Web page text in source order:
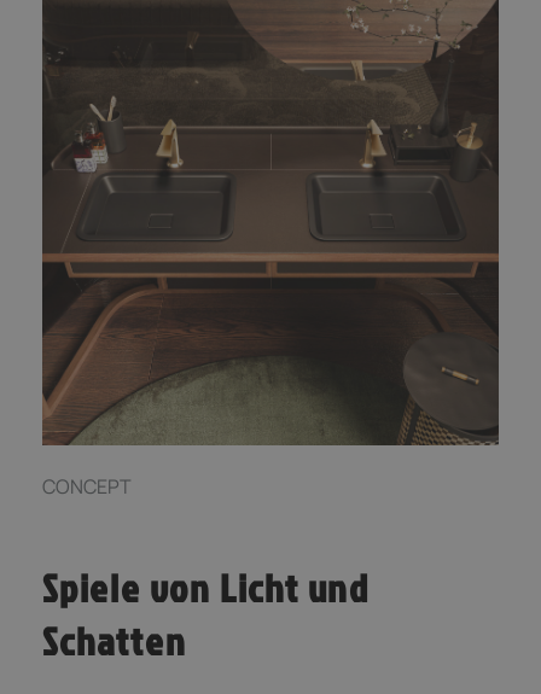
CONCEPT
Spiele von Licht und
Schatten